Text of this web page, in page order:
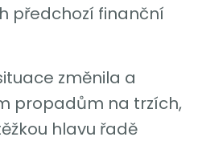
předchozí finanční
změnila a
propadům na trzích,
hlavu řadě